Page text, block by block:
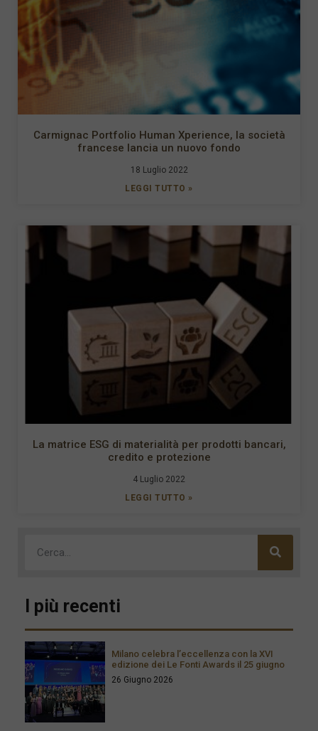
Carmignac Portfolio Human Xperience, la società
francese lancia un nuovo fondo
18 Luglio 2022
LEGGI TUTTO »
La matrice ESG di materialità per prodotti bancari,
credito e protezione
4 Luglio 2022
LEGGI TUTTO »
I più recenti
Milano celebra l’eccellenza con la XVI
edizione dei Le Fonti Awards il 25 giugno
26 Giugno 2026